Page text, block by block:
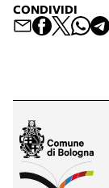
CONDIVIDI